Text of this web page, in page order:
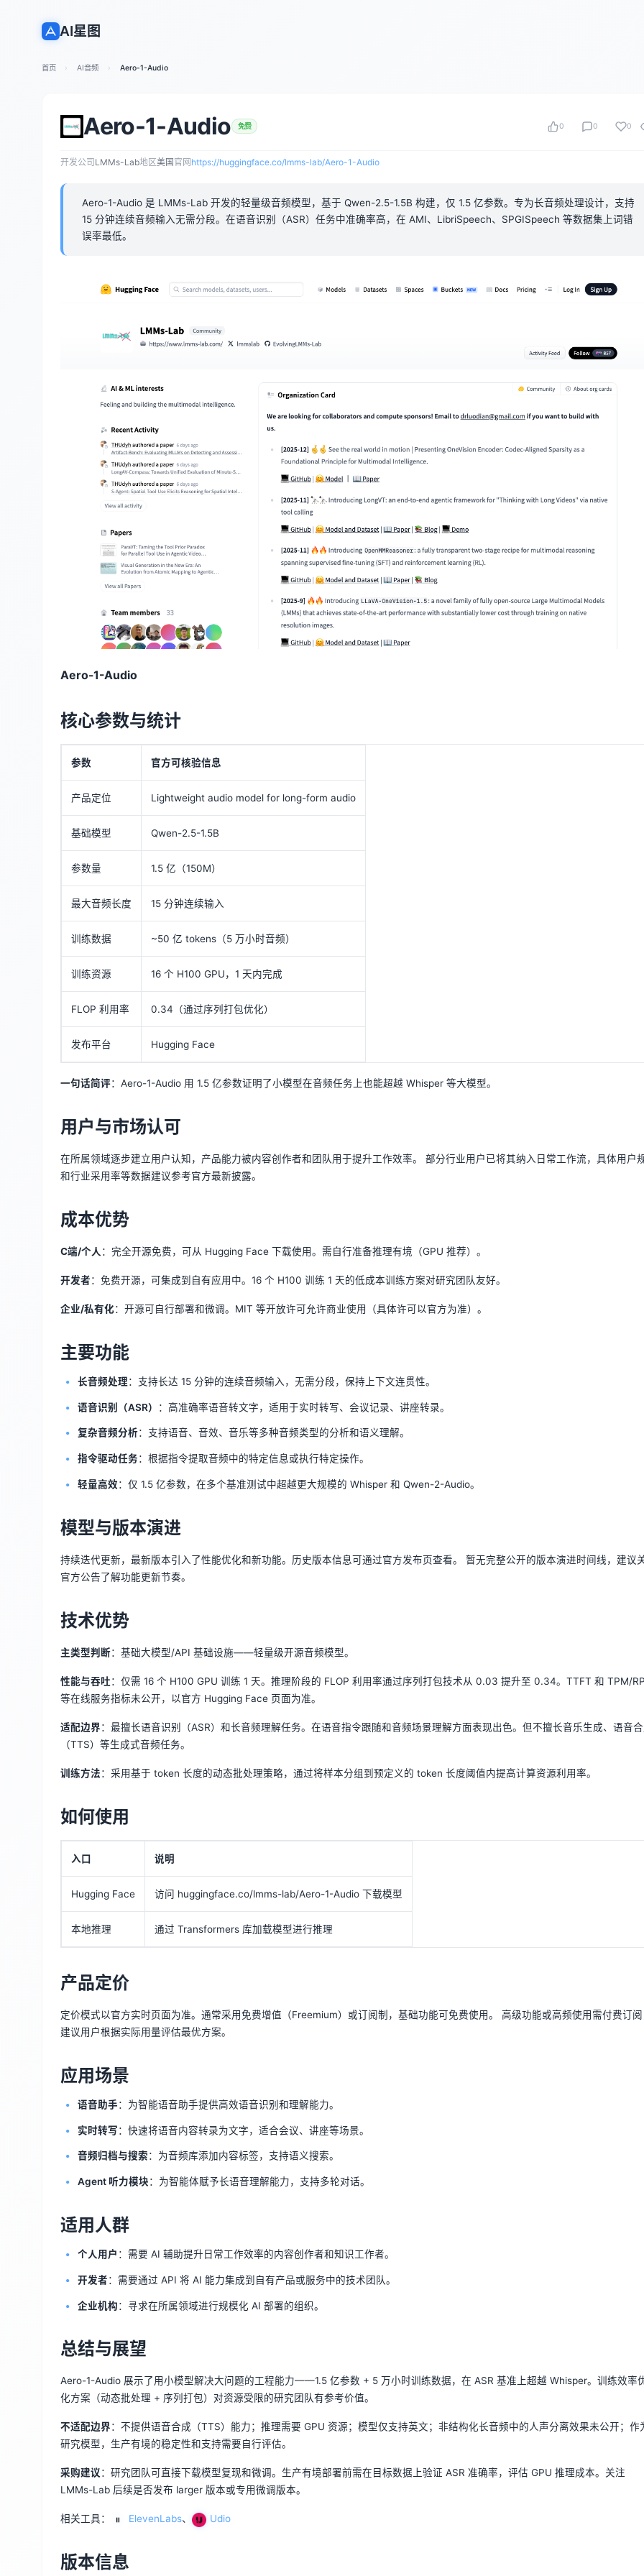
AI星图
首页 AI音频 Aero-1-Audio
Aero-1-Audio 免费 0 0 0
开发公司 LMMs-Lab地区美国 官网 https://huggingface.co/lmms-lab/Aero-1-Audio
Aero-1-Audio 是 LMMs-Lab 开发的轻量级音频模型，基于 Qwen-2.5-1.5B 构建，仅 1.5 亿参数。专为长音频处理设计，支持
15 分钟连续音频输入无需分段。在语音识别（ASR）任务中准确率高，在 AMI、LibriSpeech、SPGISpeech 等数据集上词错
误率最低。
Aero-1-Audio
核心参数与统计
参数 官方可核验信息
产品定位 Lightweight audio model for long-form audio
基础模型 Qwen-2.5-1.5B
参数量 1.5 亿（150M）
最大音频长度 15 分钟连续输入
训练数据 ~50 亿 tokens（5 万小时音频）
训练资源 16 个 H100 GPU，1 天内完成
FLOP 利用率 0.34（通过序列打包优化）
发布平台 Hugging Face
一句话简评：Aero-1-Audio 用 1.5 亿参数证明了小模型在音频任务上也能超越 Whisper 等大模型。
用户与市场认可
在所属领域逐步建立用户认知，产品能力被内容创作者和团队用于提升工作效率。 部分行业用户已将其纳入日常工作流，具体用户
和行业采用率等数据建议参考官方最新披露。
成本优势
C端/个人 ：完全开源免费，可从 Hugging Face 下载使用。需自行准备推理有境（GPU 推荐）。
开发者：免费开源，可集成到自有应用中。16 个 H100 训练 1 天的低成本训练方案对研究团队友好。
企业/私有化：开源可自行部署和微调。MIT 等开放许可允许商业使用（具体许可以官方为准）。
主要功能
长音频处理：支持长达 15 分钟的连续音频输入，无需分段，保持上下文连贯性。
语音识别（ASR） ：高准确率语音转文字，适用于实时转写、会议记录、讲座转录。
复杂音频分析：支持语音、音效、音乐等多种音频类型的分析和语义理解。
指令驱动任务：根据指令提取音频中的特定信息或执行特定操作。
轻量高效：仅 1.5 亿参数，在多个基准测试中超越更大规模的 Whisper 和 Qwen-2-Audio。
模型与版本演进
持续迭代更新，最新版本引入了性能优化和新功能。历史版本信息可通过官方发布页查看。 暂无完整公开的版本演进时间线，建议
官方公告了解功能更新节奏。
技术优势
主类型判断：基础大模型/API 基础设施——轻量级开源音频模型。
性能与吞吐：仅需 16 个 H100 GPU 训练 1 天。推理阶段的 FLOP 利用率通过序列打包技术从 0.03 提升至 0.34。TTFT 和 TPM/
等在线服务指标未公开，以官方 Hugging Face 页面为准。
适配边界：最擅长语音识别（ASR）和长音频理解任务。在语音指令跟随和音频场景理解方面表现出色。但不擅长音乐生成、语音
（TTS）等生成式音频任务。
训练方法：采用基于 token 长度的动态批处理策略，通过将样本分组到预定义的 token 长度阈值内提高计算资源利用率。
如何使用
入口 说明
Hugging Face 访问 huggingface.co/lmms-lab/Aero-1-Audio 下载模型
本地推理 通过 Transformers 库加载模型进行推理
产品定价
定价模式以官方实时页面为准。通常采用免费增值（Freemium）或订阅制，基础功能可免费使用。 高级功能或高频使用需付费订
建议用户根据实际用量评估最优方案。
应用场景
语音助手：为智能语音助手提供高效语音识别和理解能力。
实时转写：快速将语音内容转录为文字，适合会议、讲座等场景。
音频归档与搜索：为音频库添加内容标签，支持语义搜索。
Agent 听力模块：为智能体赋予长语音理解能力，支持多轮对话。
适用人群
个人用户 ：需要 AI 辅助提升日常工作效率的内容创作者和知识工作者。
开发者：需要通过 API 将 AI 能力集成到自有产品或服务中的技术团队。
企业机构：寻求在所属领域进行规模化 AI 部署的组织。
总结与展望
Aero-1-Audio 展示了用小模型解决大问题的工程能力——1.5 亿参数 + 5 万小时训练数据，在 ASR 基准上超越 Whisper。训练效率
化方案（动态批处理 + 序列打包）对资源受限的研究团队有参考价值。
不适配边界：不提供语音合成（TTS）能力；推理需要 GPU 资源；模型仅支持英文；非结构化长音频中的人声分离效果未公开；作
研究模型，生产有境的稳定性和支持需要自行评估。
采购建议：研究团队可直接下载模型复现和微调。生产有境部署前需在目标数据上验证 ASR 准确率，评估 GPU 推理成本。关注
LMMs-Lab 后续是否发布 larger 版本或专用微调版本。
相关工具： ElevenLabs、 Udio
版本信息